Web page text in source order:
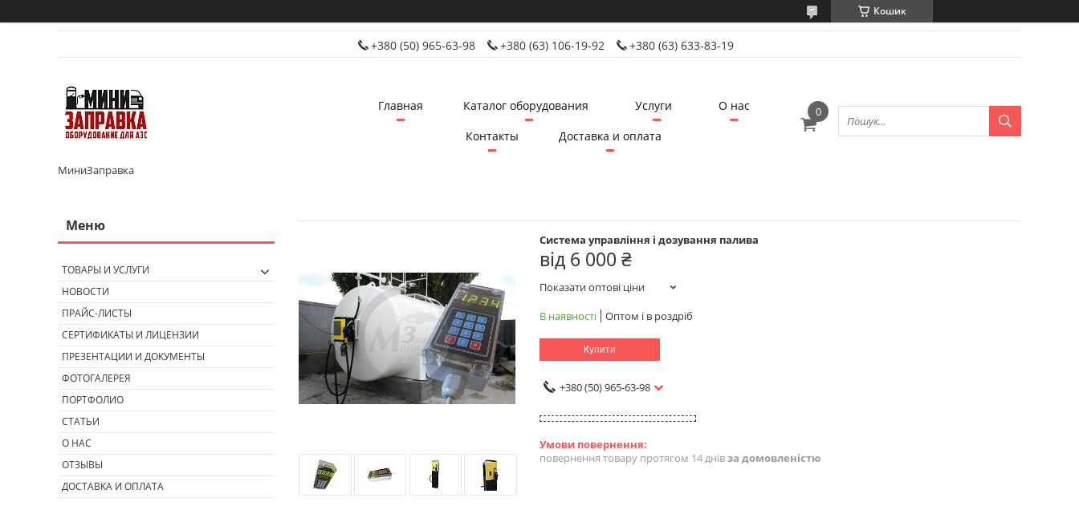
Кошик
+380 (50) 965-63-98 +380 (63) 106-19-92 +380 (63) 633-83-19
МиниЗаправка
Главная Каталог оборудования Услуги
О нас
Контакты
Доставка и оплата
Система управління і дозування палива
від 6 000 ₴
Показати оптові ціни
В наявності
Оптом і в роздріб
Купити
+380 (50) 965-63-98
повернення товару протягом 14 днівза домовленістю
ТОВАРЫ И УСЛУГИ
НОВОСТИ
ПРАЙС-ЛИСТЫ
СЕРТИФИКАТЫ И ЛИЦЕНЗИИ
ПРЕЗЕНТАЦИИ И ДОКУМЕНТЫ
ФОТОГАЛЕРЕЯ
ПОРТФОЛИО
СТАТЬИ
О НАС
ОТЗЫВЫ
ДОСТАВКА И ОПЛАТА